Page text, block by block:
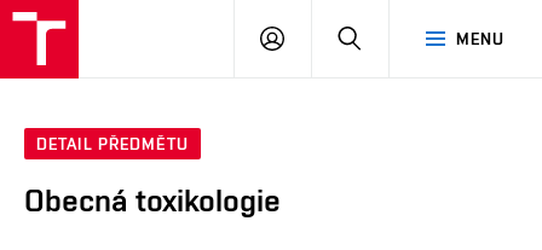
MENU
PŘIHLÁSIT
DETAIL PŘEDMĚTU
Obecná toxikologie